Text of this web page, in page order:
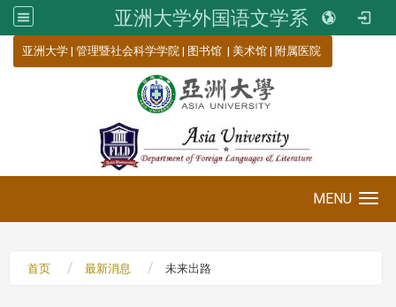
亚洲大学外国语文学系
亚洲大学 | 管理暨社会科学学院 | 图书馆 | 美术馆 | 附属医院
MENU
首页 最新消息 未来出路